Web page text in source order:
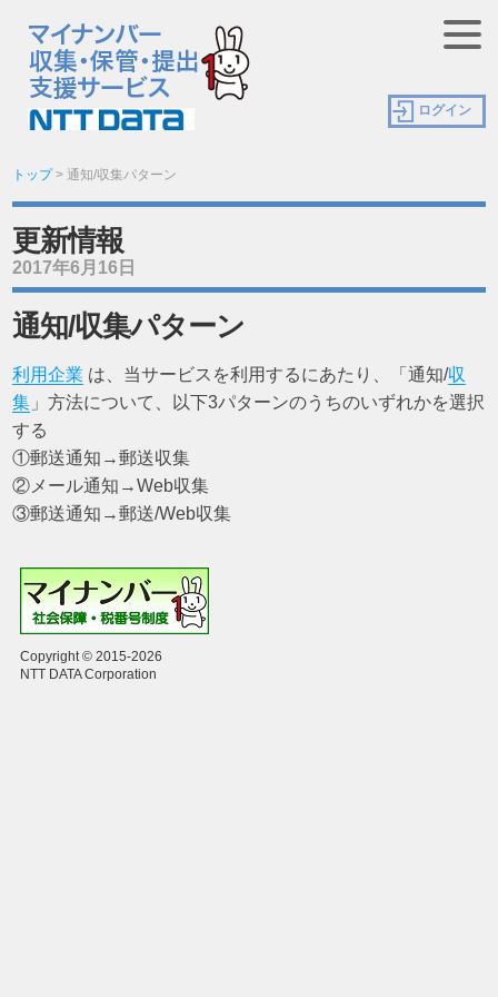
ログイン
トップ>通知/収集パターン
更新情報
2017年6月16日
通知/収集パターン
利用企業 は、当サービスを利用するにあたり、「通知/収
集 」方法について、以下3パターンのうちのいずれかを選択
する
①郵送通知→郵送収集
②メール通知→Web収集
③郵送通知→郵送/Web収集
Copyright © 2015-2026
NTT DATA Corporation